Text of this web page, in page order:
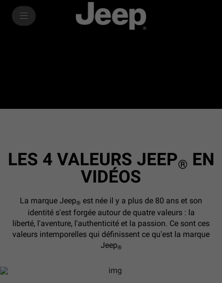
LES 4 VALEURS JEEP® EN
VIDÉOS
La marque Jeep® est née il y a plus de 80 ans et son
identité s'est forgée autour de quatre valeurs : la
liberté, l'aventure, l'authenticité et la passion. Ce sont ces
valeurs intemporelles qui définissent ce qu'est la marque
Jeep®